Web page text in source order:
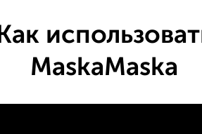
Как
MaskaMaska